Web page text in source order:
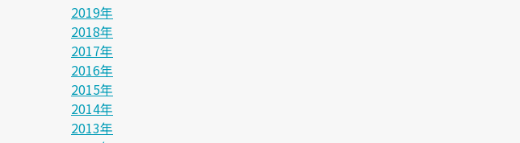
2019年
2018年
2017年
2016年
2015年
2014年
2013年